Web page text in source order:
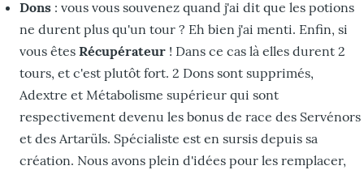
Dons : vous vous souvenez quand j'ai dit que les potions
ne durent plus qu'un tour ? Eh bien j'ai menti. Enfin, si
vous êtes Récupérateur ! Dans ce cas là elles durent 2
tours, et c'est plutôt fort. 2 Dons sont supprimés,
Adextre et Métabolisme supérieur qui sont
respectivement devenu les bonus de race des Servénors
et des Artarüls. Spécialiste est en sursis depuis sa
création. Nous avons plein d'idées pour les remplacer,